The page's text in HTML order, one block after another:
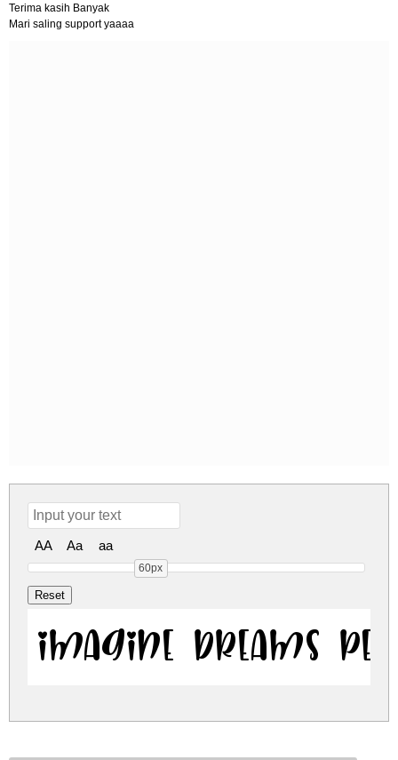
Terima kasih Banyak
Mari saling support yaaaa
AA Aa aa
60px
Imagine Dreams